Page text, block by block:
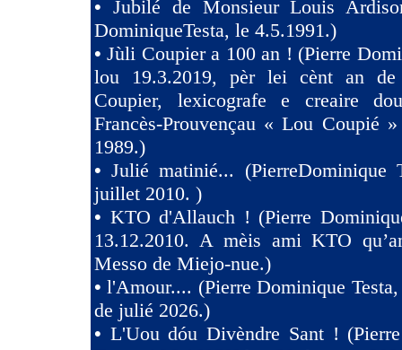
• Jubilé de Monsieur Louis
DominiqueTesta, le 4.5.1991.)
•Jùli Coupier a 100 an ! (Pierre
lou 19.3.2019, pèr lei cènt an de
Coupier, lexicografe e creaire
Francès-Prouvençau « Lou Coupié
1989.)
•Julié matinié... (PierreDominique
juillet 2010. )
• KTO d'Allauch ! (Pierre
13.12.2010. A mèis ami KTO
Messo de Miejo-nue.)
•l'Amour.... (Pierre Dominique
de julié 2026.)
• L'Uou dóu Divèndre Sant !